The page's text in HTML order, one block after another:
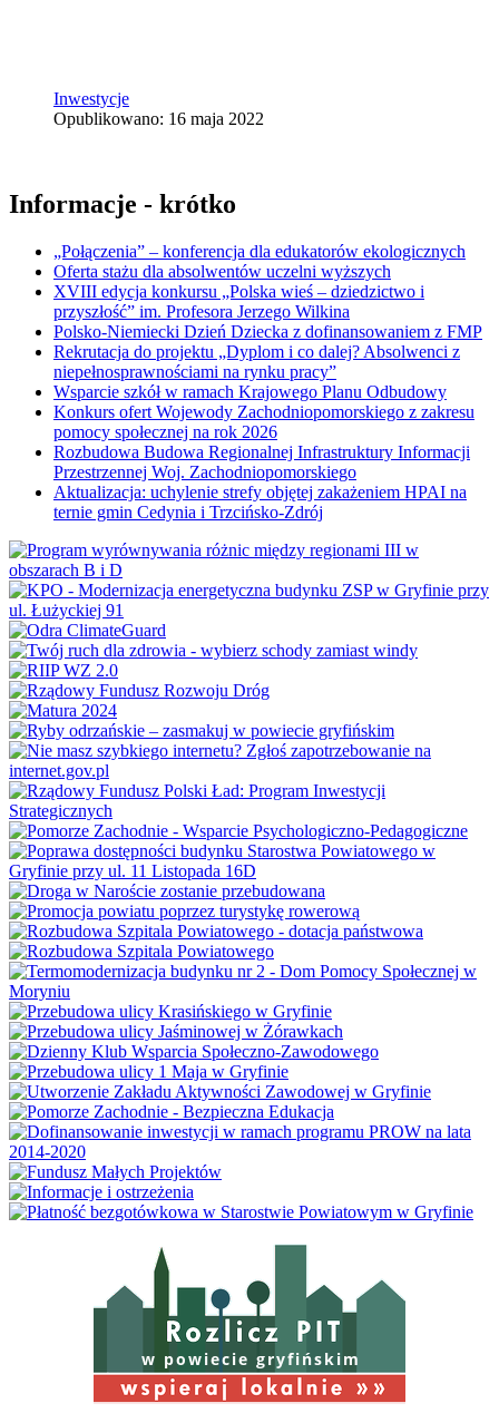
Inwestycje
Opublikowano: 16 maja 2022
Informacje - krótko
„Połączenia” – konferencja dla edukatorów ekologicznych
Oferta stażu dla absolwentów uczelni wyższych
XVIII edycja konkursu „Polska wieś – dziedzictwo i
przyszłość” im. Profesora Jerzego Wilkina
Polsko-Niemiecki Dzień Dziecka z dofinansowaniem z FMP
Rekrutacja do projektu „Dyplom i co dalej? Absolwenci z
niepełnosprawnościami na rynku pracy”
Wsparcie szkół w ramach Krajowego Planu Odbudowy
Konkurs ofert Wojewody Zachodniopomorskiego z zakresu
pomocy społecznej na rok 2026
Rozbudowa Budowa Regionalnej Infrastruktury Informacji
Przestrzennej Woj. Zachodniopomorskiego
Aktualizacja: uchylenie strefy objętej zakażeniem HPAI na
ternie gmin Cedynia i Trzcińsko-Zdrój
w powiecie gryfińskim